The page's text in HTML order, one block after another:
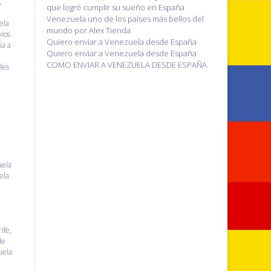
a
,
que logró cumplir su sueño en España
Venezuela uno de los países más bellos del
mundo por Alex Tienda
Quiero enviar a Venezuela desde España
Quiero enviar a Venezuela desde España
COMO ENVIAR A VENEZUELA DESDE ESPAÑA